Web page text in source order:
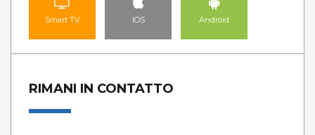
Smart TV IOS Android
RIMANI IN CONTATTO